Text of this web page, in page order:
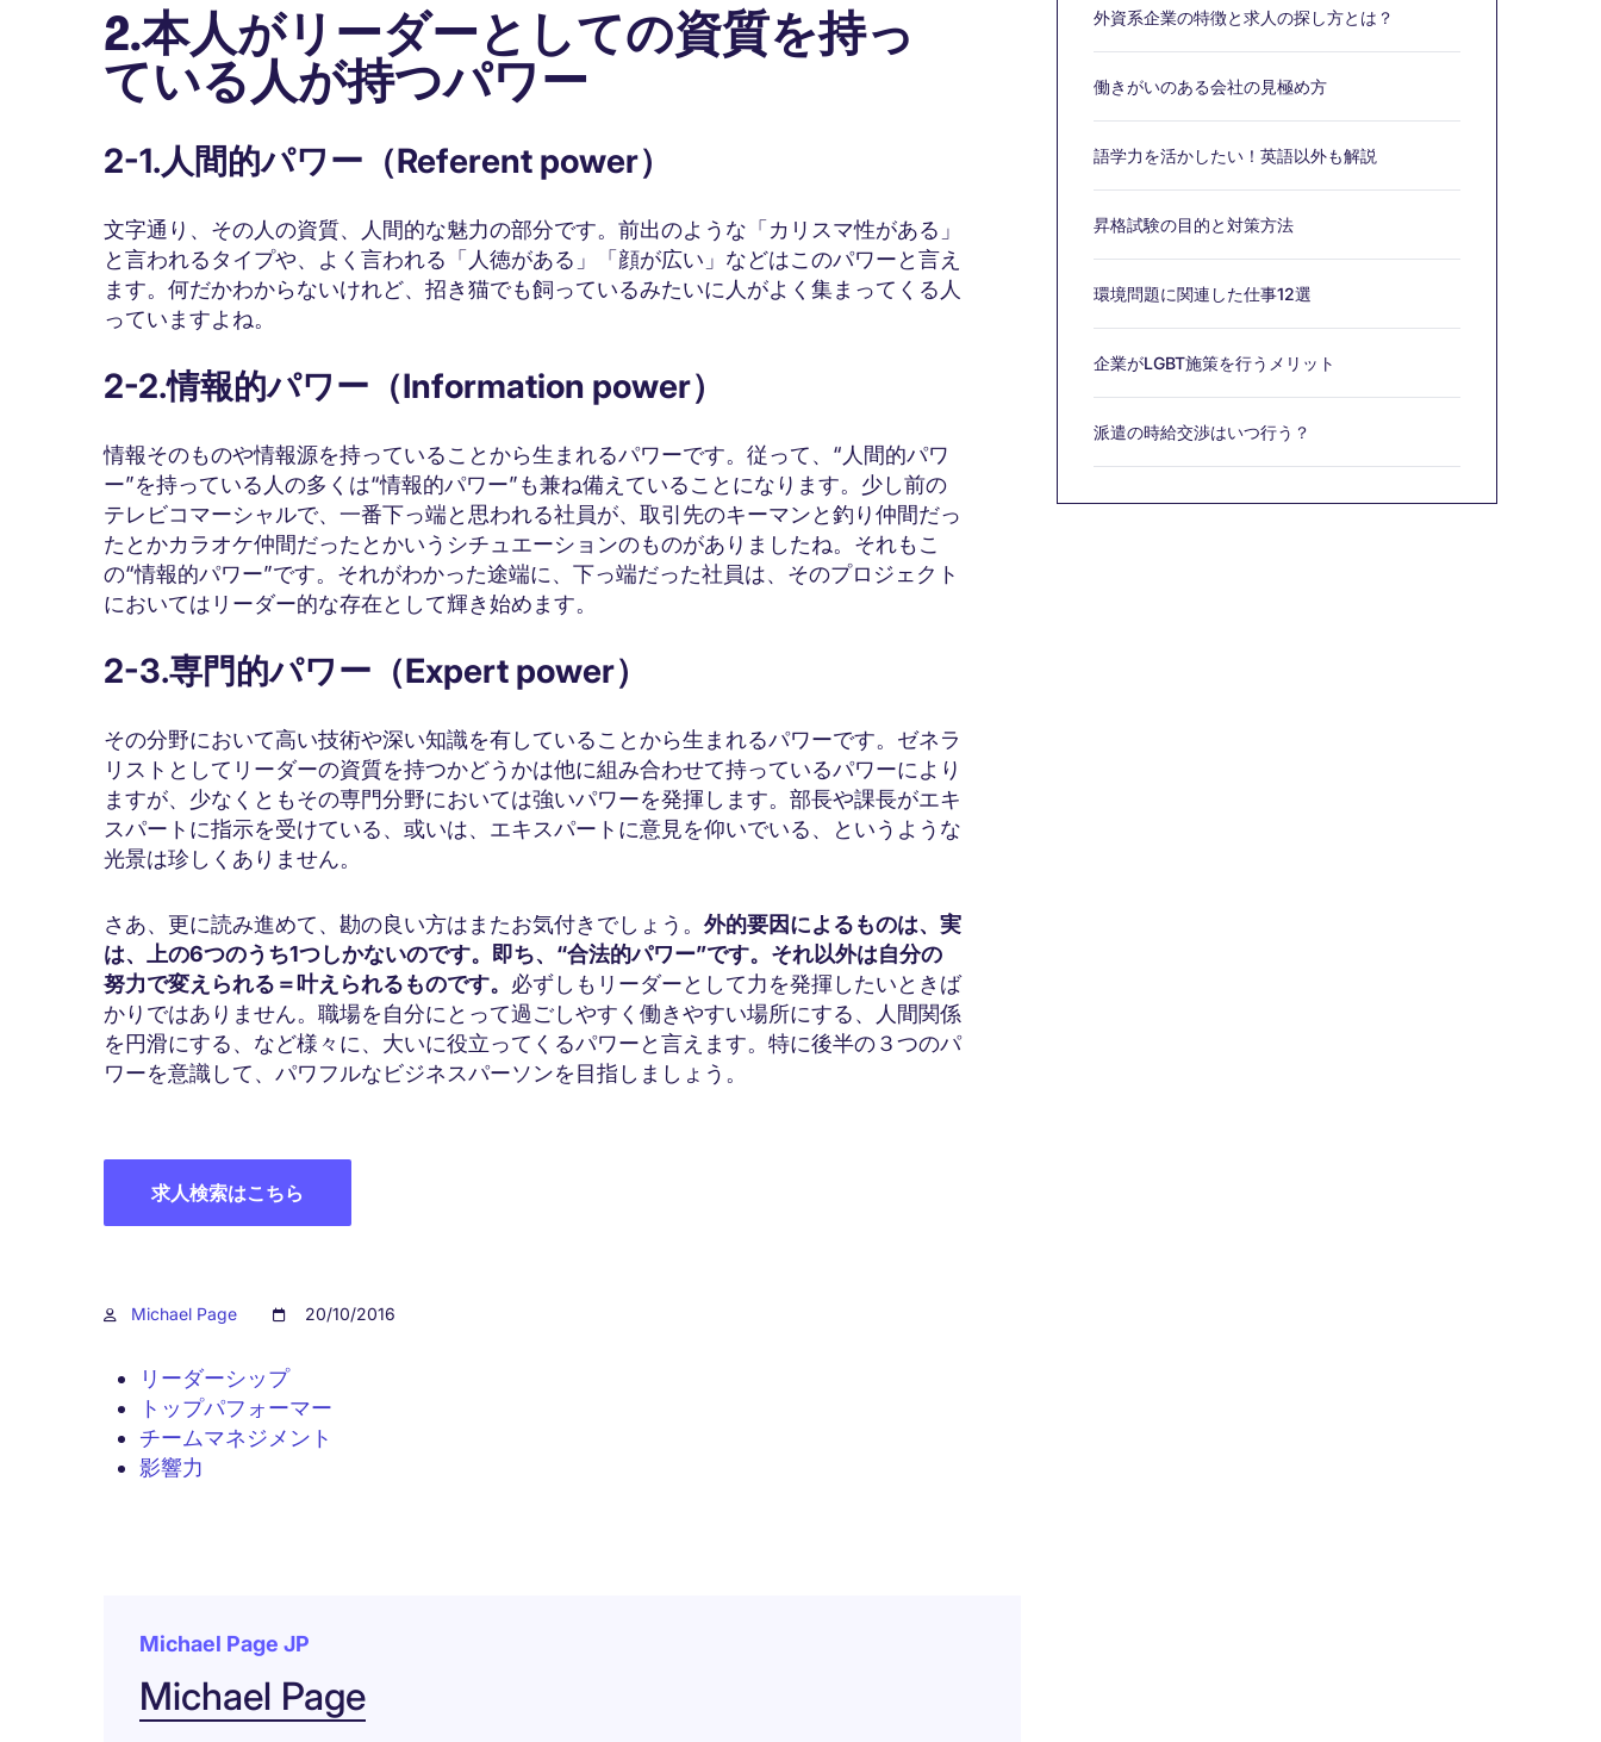
2.本人がリーダーとしての資質を持っ
ている人が持つパワー
2-1.人間的パワー（Referent power）
文字通り、その人の資質、人間的な魅力の部分です。前出のような「カリスマ性がある」
と言われるタイプや、よく言われる「人徳がある」「顔が広い」などはこのパワーと言え
ます。何だかわからないけれど、招き猫でも飼っているみたいに人がよく集まってくる人
っていますよね。
2-2.情報的パワー（Information power）
情報そのものや情報源を持っていることから生まれるパワーです。従って、“人間的パワ
ー”を持っている人の多くは“情報的パワー”も兼ね備えていることになります。少し前の
テレビコマーシャルで、一番下っ端と思われる社員が、取引先のキーマンと釣り仲間だっ
たとかカラオケ仲間だったとかいうシチュエーションのものがありましたね。それもこ
の“情報的パワー”です。それがわかった途端に、下っ端だった社員は、そのプロジェクト
においてはリーダー的な存在として輝き始めます。
2-3.専門的パワー（Expert power）
その分野において高い技術や深い知識を有していることから生まれるパワーです。ゼネラ
リストとしてリーダーの資質を持つかどうかは他に組み合わせて持っているパワーにより
ますが、少なくともその専門分野においては強いパワーを発揮します。部長や課長がエキ
スパートに指示を受けている、或いは、エキスパートに意見を仰いでいる、というような
光景は珍しくありません。
さあ、更に読み進めて、勘の良い方はまたお気付きでしょう。 外的要因によるものは、実
は、上の6つのうち1つしかないのです。即ち、“合法的パワー”です。それ以外は自分の
努力で変えられる＝叶えられるものです。 必ずしもリーダーとして力を発揮したいときば
かりではありません。職場を自分にとって過ごしやすく働きやすい場所にする、人間関係
を円滑にする、など様々に、大いに役立ってくるパワーと言えます。特に後半の３つのパ
ワーを意識して、パワフルなビジネスパーソンを目指しましょう。
求人検索はこちら
Michael Page 20/10/2016
リーダーシップ
トップパフォーマー
チームマネジメント
影響力
外資系企業の特徴と求人の探し方とは？
働きがいのある会社の見極め方
語学力を活かしたい！英語以外も解説
昇格試験の目的と対策方法
環境問題に関連した仕事12選
企業がLGBT施策を行うメリット
派遣の時給交渉はいつ行う？
Michael Page JP
Michael Page